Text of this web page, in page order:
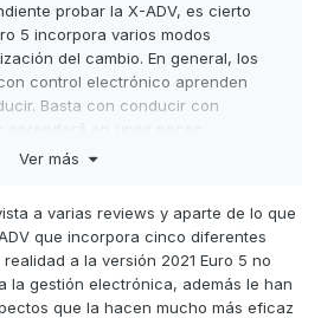
probar la X-ADV, es cierto
5 incorpora varios modos
del cambio. En general, los
control electrónico aprenden
Basta con conducir con
aprenderá en unos pocos
en nuestras acciones, el cambio
Ver más
a varias reviews y aparte de lo que
que incorpora cinco diferentes
a la versión 2021 Euro 5 no
la gestión electrónica, además le han
que la hacen mucho más eficaz